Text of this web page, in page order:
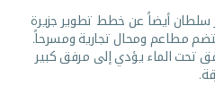
أيضاً عن خطط تطوير جزيرة
مطاعم ومحال تجارية ومسرحاً.
تحت الماء يؤدي إلى مرفق كبير